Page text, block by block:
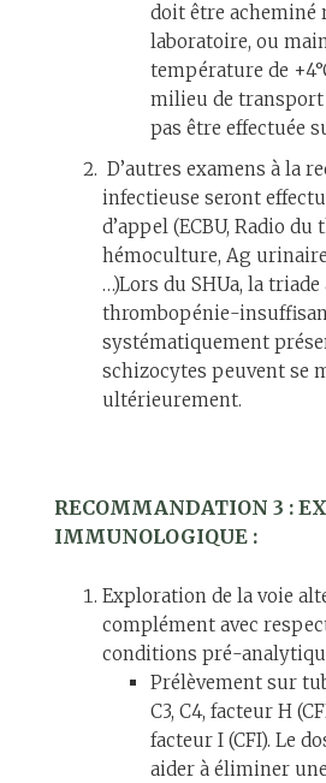
doit être acheminé
laboratoire, ou
température de
milieu de
pas être effectuée
D’autres examens à la
infectieuse seront
d’appel (ECBU, Radio du
hémoculture, Ag
…)Lors du SHUa, la
thrombopénie-
systématiquement
schizocytes peuvent se
ultérieurement.
RECOMMANDATION 3 :
IMMUNOLOGIQUE :
Exploration de la voie
complément avec
conditions pré-
Prélèvement sur
C3, C4, facteur H
facteur I (CFI). Le
aider à éliminer